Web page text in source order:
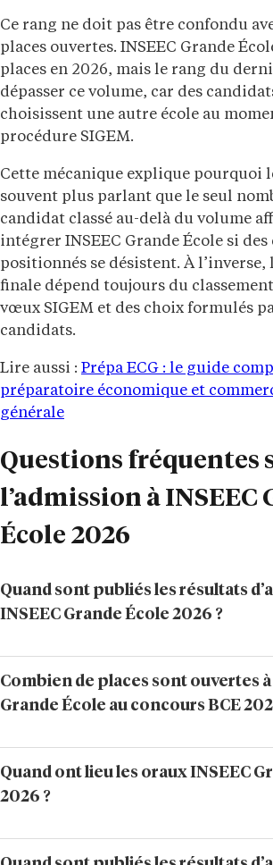
Ce rang ne doit pas être confondu
places ouvertes. INSEEC Grande
places en 2026, mais le rang du
dépasser ce volume, car des
choisissent une autre école au
procédure SIGEM.
Cette mécanique explique pourquoi
souvent plus parlant que le seul
candidat classé au-delà du volume
intégrer INSEEC Grande École si
positionnés se désistent. À l’inverse,
finale dépend toujours du classement
vœux SIGEM et des choix formulés
candidats.
Lire aussi : Prépa ECG : le guide
préparatoire économique et
générale
Questions fréquentes
l’admission à INSEEC
École 2026
Quand sont publiés les résultats
INSEEC Grande École 2026 ?
Combien de places sont ouvertes à
Grande École au concours BCE
Quand ont lieu les oraux INSEEC
2026 ?